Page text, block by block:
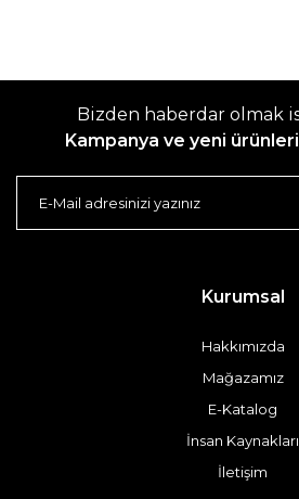
Bizden haberdar olmak
Kampanya ve yeni
Kurumsal
Hakkımızda
Mağazamız
E-Katalog
İnsan Kaynakları
İletişim